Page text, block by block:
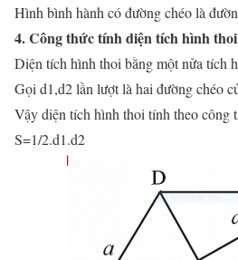
Hình bình hành có đường chéo là
4. Công thức tính diện tích hình thoi
Diện tích hình thoi bằng một nửa tích
Gọi d1,d2 lần lượt là hai đường chéo
Vậy diện tích hình thoi tính theo công
S=1/2.d1.d2